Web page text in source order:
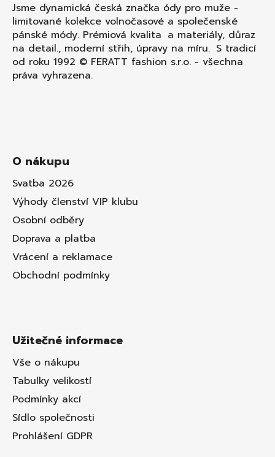
Jsme dynamická česká značka ódy pro muže -
limitované kolekce volnočasové a společenské
pánské módy. Prémiová kvalita a materiály, důraz
na detail., moderní střih, úpravy na míru. S tradicí
od roku 1992 © FERATT fashion s.r.o. - všechna
práva vyhrazena.
O nákupu
Svatba 2026
Výhody členství VIP klubu
Osobní odběry
Doprava a platba
Vrácení a reklamace
Obchodní podmínky
Užitečné informace
Vše o nákupu
Tabulky velikostí
Podmínky akcí
Sídlo společnosti
Prohlášení GDPR